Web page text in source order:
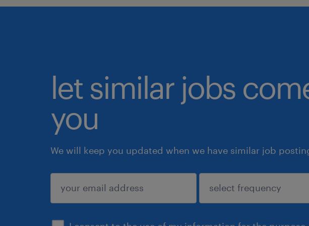
à
let similar jobs
you
We will keep you updated when we have similar job
submit